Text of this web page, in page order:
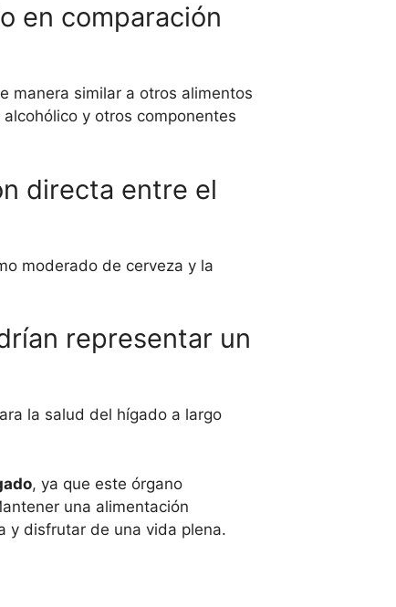
en comparación
manera similar a otros alimentos
y otros componentes
directa entre el
moderado de cerveza y la
representar un
la salud del hígado a largo
, ya que este órgano
una alimentación
y disfrutar de una vida plena.